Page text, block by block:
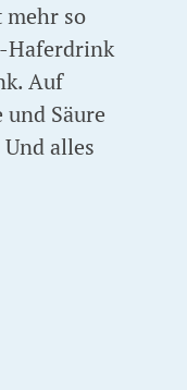
so
Haferdrink
Auf
Säure
alles